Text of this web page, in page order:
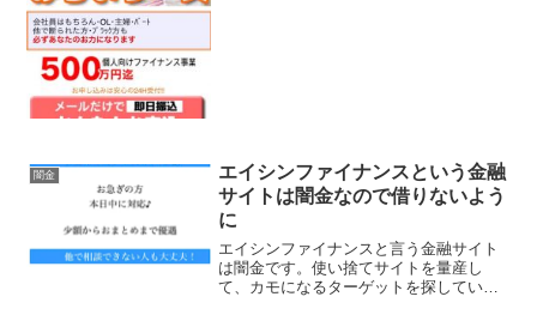
闇金
エイシンファイナンスという金融
サイトは闇金なので借りないよう
に
エイシンファイナンスと言う金融サイト
は闇金です。使い捨てサイトを量産し
て、カモになるターゲットを探していま